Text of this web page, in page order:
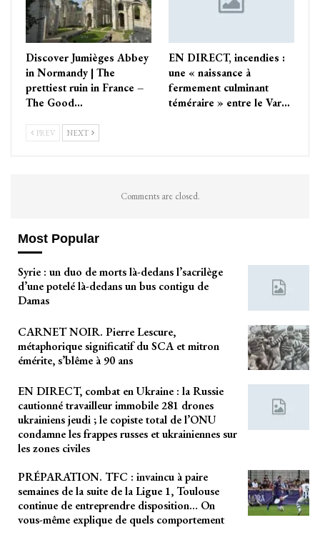
Discover Jumièges Abbey
in Normandy | The
prettiest ruin in France –
The Good…
EN DIRECT, incendies :
une « naissance à
fermement culminant
téméraire » entre le Var…
PREV NEXT
Comments are closed.
Most Popular
Syrie : un duo de morts là-dedans l’sacrilège
d’une potelé là-dedans un bus contigu de
Damas
CARNET NOIR. Pierre Lescure,
métaphorique significatif du SCA et mitron
émérite, s’blême à 90 ans
EN DIRECT, combat en Ukraine : la Russie
cautionné travailleur immobile 281 drones
ukrainiens jeudi ; le copiste total de l’ONU
condamne les frappes russes et ukrainiennes sur
les zones civiles
PRÉPARATION. TFC : invaincu à paire
semaines de la suite de la Ligue 1, Toulouse
continue de entreprendre disposition… On
vous-même explique de quels comportement